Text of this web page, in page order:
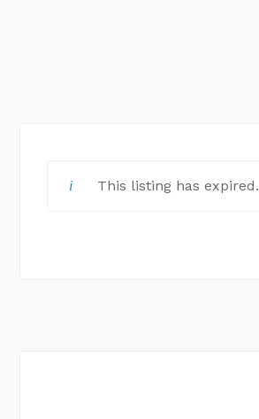
This listing has expired.